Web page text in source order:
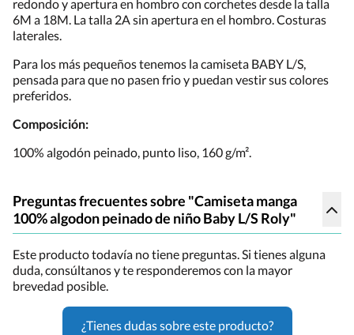
redondo y apertura en hombro con corchetes desde la talla
6M a 18M. La talla 2A sin apertura en el hombro. Costuras
laterales.
Para los más pequeños tenemos la camiseta BABY L/S,
pensada para que no pasen frio y puedan vestir sus colores
preferidos.
Composición:
100% algodón peinado, punto liso, 160 g/m².
Preguntas frecuentes sobre "Camiseta manga
100% algodon peinado de niño Baby L/S Roly"
Este producto todavía no tiene preguntas. Si tienes alguna
duda, consúltanos y te responderemos con la mayor
brevedad posible.
¿Tienes dudas sobre este producto?